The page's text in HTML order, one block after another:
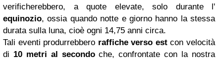
verificherebbero, a quote elevate, solo durante l'
equinozio, ossia quando notte e giorno hanno la stessa
durata sulla luna, cioè ogni 14,75 anni circa.
Tali eventi produrrebbero raffiche verso estcon velocità
di 10 metri al secondoche, confrontate con la nostra